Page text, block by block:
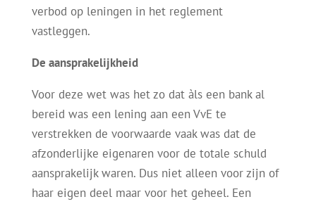
verbod op leningen in het reglement
vastleggen.
De aansprakelijkheid
Voor deze wet was het zo dat àls een bank al
bereid was een lening aan een VvE te
verstrekken de voorwaarde vaak was dat de
afzonderlijke eigenaren voor de totale schuld
aansprakelijk waren. Dus niet alleen voor zijn of
haar eigen deel maar voor het geheel. Een